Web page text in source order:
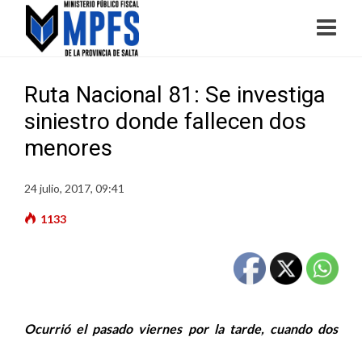
Ruta Nacional 81: Se investiga
siniestro donde fallecen dos
menores
24 julio, 2017, 09:41
1133
Ocurrió el pasado viernes por la tarde, cuando dos